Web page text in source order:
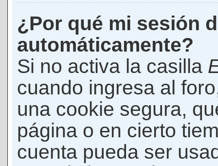
¿Por qué mi sesión
automáticamente?
Si no activa la casilla
cuando ingresa al
una cookie segura,
página o en cierto
cuenta pueda ser